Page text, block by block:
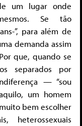
um lugar onde
Se tão
”, para além de
demanda assim
que, quando se
separados por
— “sou
um homem
bem escolher
heterossexuais